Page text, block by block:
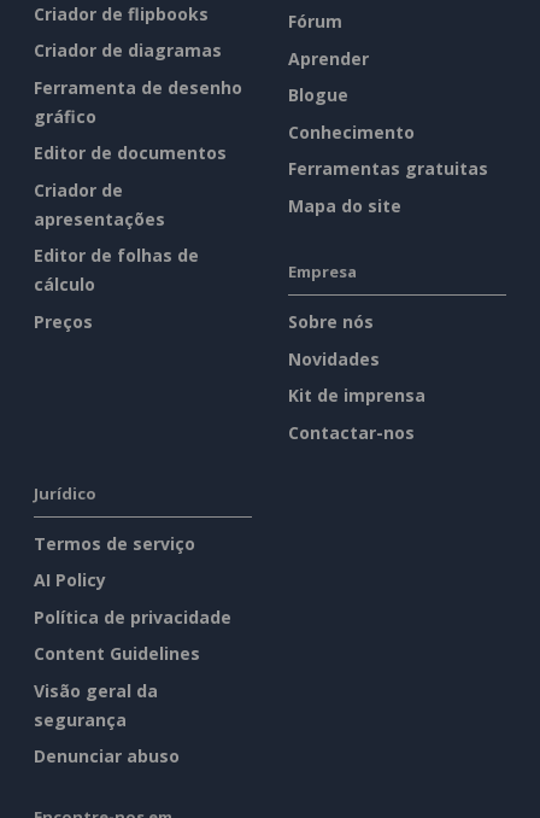
Criador de flipbooks
Criador de diagramas
Ferramenta de desenho
gráfico
Editor de documentos
Criador de
apresentações
Editor de folhas de
cálculo
Preços
Fórum
Aprender
Blogue
Conhecimento
Ferramentas gratuitas
Mapa do site
Empresa
Sobre nós
Novidades
Kit de imprensa
Contactar-nos
Jurídico
Termos de serviço
AI Policy
Política de privacidade
Content Guidelines
Visão geral da
segurança
Denunciar abuso